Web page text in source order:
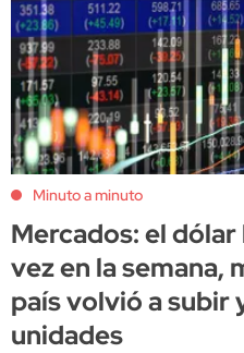
Minuto a minuto
Mercados: el
vez en la semana,
país volvió a subir
unidades